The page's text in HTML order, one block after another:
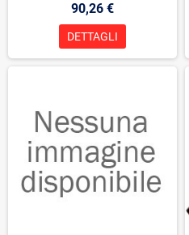
90,26 €
DETTAGLI